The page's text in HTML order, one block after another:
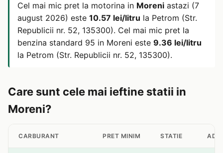
Cel mai mic pret la motorina in Moreni astazi (7
august 2026) este 10.57 lei/litru la Petrom (Str.
Republicii nr. 52, 135300). Cel mai mic pret la
benzina standard 95 in Moreni este 9.36 lei/litru
la Petrom (Str. Republicii nr. 52, 135300).
Care sunt cele mai ieftine statii in
Moreni?
CARBURANT PRET MINIM STATIE